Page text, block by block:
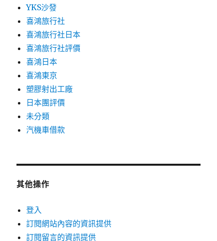
YKS沙發
喜鴻旅行社
喜鴻旅行社日本
喜鴻旅行社評價
喜鴻日本
喜鴻東京
塑膠射出工廠
日本團評價
未分類
汽機車借款
其他操作
登入
訂閱網站內容的資訊提供
訂閱留言的資訊提供